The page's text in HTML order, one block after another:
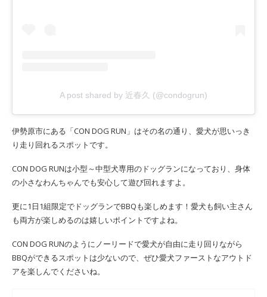
A post shared by 近春久 (@condogrun)
伊勢原市にある「CON DOG RUN」はその名の通り、愛犬が思いっき
り走り回れるスポットです。
CON DOG RUNは小型～中型犬専用のドッグランになっており、身体
の小さなわんちゃんでも安心して遊び回れますよ。
更に1日1組限定でドッグランでBBQも楽しめます！愛犬も飼い主さん
も両方が楽しめるのは嬉しいポイントですよね。
CON DOG RUNのようにノーリードで愛犬が自由に走り回りながら
BBQができるスポットは少ないので、ぜひ愛犬ファーストなアウトド
アを楽しんでくださいね。